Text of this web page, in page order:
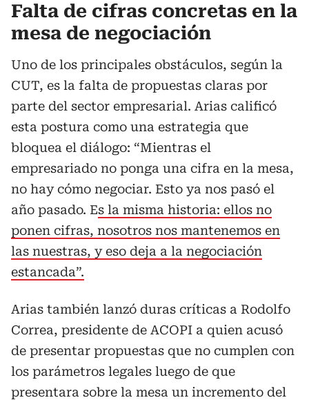
Falta de cifras concretas en la
mesa de negociación
Uno de los principales obstáculos, según la
CUT, es la falta de propuestas claras por
parte del sector empresarial. Arias calificó
esta postura como una estrategia que
bloquea el diálogo: “Mientras el
empresariado no ponga una cifra en la mesa,
no hay cómo negociar. Esto ya nos pasó el
año pasado. Es la misma historia: ellos no
ponen cifras, nosotros nos mantenemos en
las nuestras, y eso deja a la negociación
estancada”.
Arias también lanzó duras críticas a Rodolfo
Correa, presidente de ACOPI a quien acusó
de presentar propuestas que no cumplen con
los parámetros legales luego de que
presentara sobre la mesa un incremento del